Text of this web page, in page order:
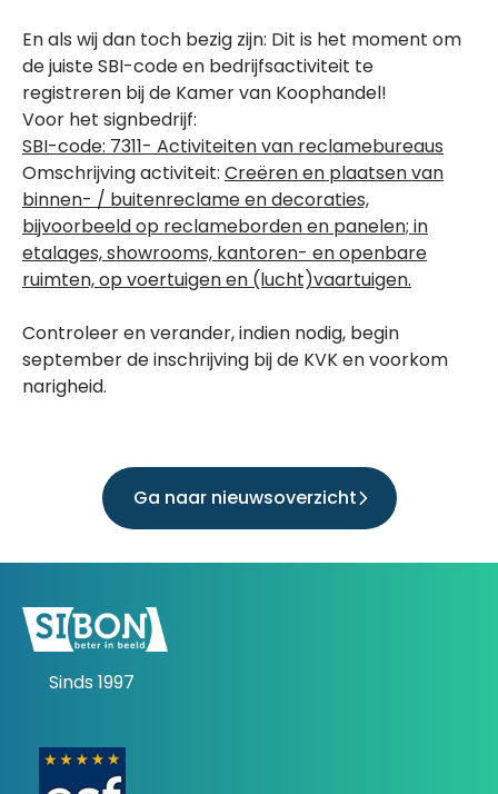
En als wij dan toch bezig zijn: Dit is het moment om
de juiste SBI-code en bedrijfsactiviteit te
registreren bij de Kamer van Koophandel!
Voor het signbedrijf:
SBI-code: 7311- Activiteiten van reclamebureaus
Omschrijving activiteit: Creëren en plaatsen van
binnen- / buitenreclame en decoraties,
bijvoorbeeld op reclameborden en panelen; in
etalages, showrooms, kantoren- en openbare
ruimten, op voertuigen en (lucht)vaartuigen.
Controleer en verander, indien nodig, begin
september de inschrijving bij de KVK en voorkom
narigheid.
Ga naar nieuwsoverzicht
Sinds 1997